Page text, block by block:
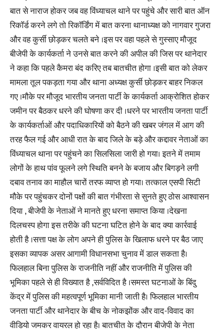
बात से नाराज होकर जब वह विंध्याचल थाने पर पहुंचे और सारी बात ऑन
रिकॉर्ड करने लगे तो रिकॉर्डिंग में बात करना थानाध्यक्ष को नागवार गुजरा
और वह कुर्सी छोड़कर चलते बने ।इस पर वहा पहले से गुस्साए मौजूद
बीजेपी के कार्यकर्ता ने उनसे बात करने की अपील की जिस पर थानेदार
ने कहा कि पहले कैमरा बंद करिए तब बातचीत होगा ।इसी बात को लेकर
मामला तूल पकड़ता गया और थाना अध्यक्ष कुर्सी छोड़कर बाहर निकल
गए ।मौके पर मौजूद भारतीय जनता पार्टी के कार्यकर्ता आक्रोशित होकर
जमीन पर बैठकर धरने की घोषणा कर दी ।धरने पर भारतीय जनता पार्टी
के कार्यकर्ताओं और पदाधिकारियों को बैठने की खबर जंगल में आग की
तरह फैल गई और आधी रात के बाद जिले के बड़े और कद्दावर नेताओं का
विंध्याचल थाना पर पहुंचने का सिलसिला जारी हो गया। इतने में तमाम
लोगों के हाथ पांव फूलने लगे स्थिति बनने के बजाय और बिगड़ने लगी
दबाव तनाव का माहौल चारों तरफ व्याप्त हो गया। तत्काल एसपी सिटी
मौके पर पहुंचकर दोनों पक्षों की बात गंभीरता से सुनते हुए ठोस आश्वासन
दिया , बीजेपी के नेताओं ने मानते हुए धरना समाप्त किया ।देखना
दिलचस्प होगा इस तरीके की घटना घटित होने के बाद क्या कार्रवाई
होती है ।सत्ता पक्ष के लोग अपने ही पुलिस के खिलाफ धरने पर बैठ जाए
इसका व्यापक असर आगामी विधानसभा चुनाव में डाल सकता है।
फिलहाल बिना पुलिस के राजनीति नहीं और राजनीति में पुलिस की
भूमिका पहले से ही विख्यात है ,सर्वविदित है ।समस्त घटनाओं के बिंदु
केंद्र में पुलिस की महत्वपूर्ण भूमिका मानी जाती है। फिलहाल भारतीय
जनता पार्टी और थानेदार के बीच के नोकझोंक और वाद-विवाद का
वीडियो जमकर वायरल हो रहा है। बातचीत के दौरान बीजेपी के नेता